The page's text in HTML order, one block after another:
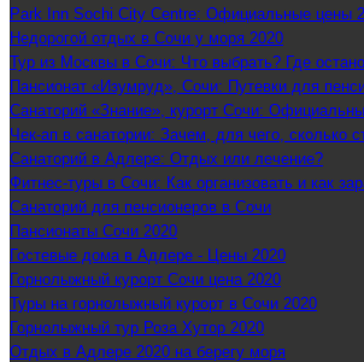
Park Inn Sochi City Centre: Официальные цены
Недорогой отдых в Сочи у моря 2020
Тур из Москвы в Сочи: Что выбрать? Где
Пансионат «Изумруд», Сочи: Путевки для
Санаторий «Знание», курорт Сочи:
Чек-ап в санатории: Зачем, для чего, сколько
Санаторий в Адлере: Отдых или лечение?
Фитнес-туры в Сочи: Как организовать и как
Санаторий для пенсионеров в Сочи
Пансионаты Сочи 2020
Гостевые дома в Адлере - Цены 2020
Горнолыжный курорт Сочи цена 2020
Туры на горнолыжный курорт в Сочи 2020
Горнолыжный тур Роза Хутор 2020
Отдых в Адлере 2020 на берегу моря